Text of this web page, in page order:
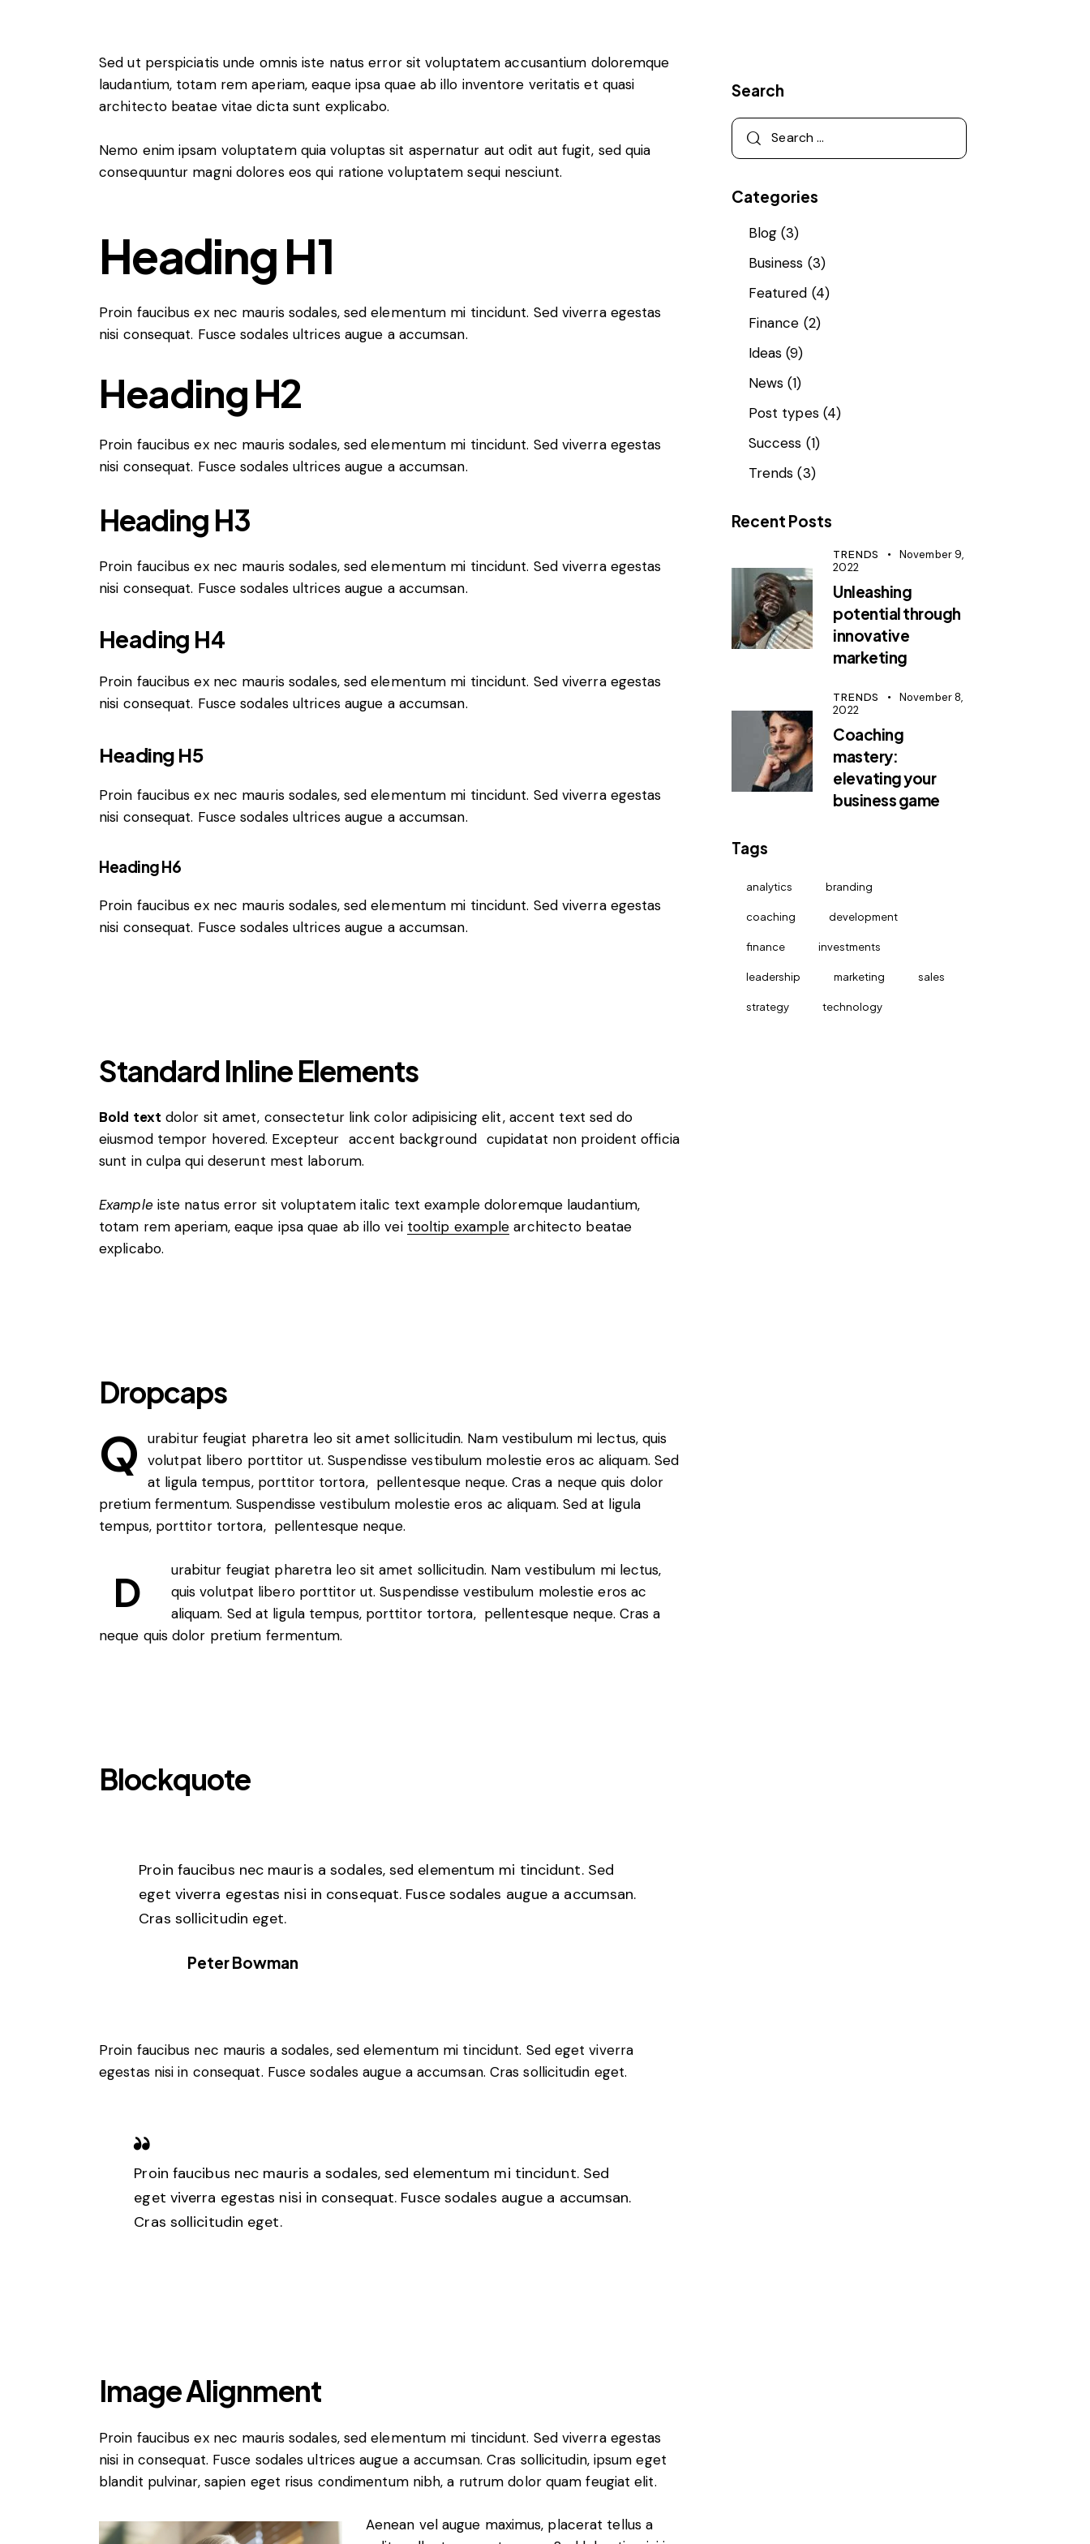
Sed ut perspiciatis unde omnis iste natus error sit voluptatem accusantium doloremque
laudantium, totam rem aperiam, eaque ipsa quae ab illo inventore veritatis et quasi
architecto beatae vitae dicta sunt explicabo.
Nemo enim ipsam voluptatem quia voluptas sit aspernatur aut odit aut fugit, sed quia
consequuntur magni dolores eos qui ratione voluptatem sequi nesciunt.
Heading H1
Proin faucibus ex nec mauris sodales, sed elementum mi tincidunt. Sed viverra egestas
nisi consequat. Fusce sodales ultrices augue a accumsan.
Heading H2
Proin faucibus ex nec mauris sodales, sed elementum mi tincidunt. Sed viverra egestas
nisi consequat. Fusce sodales ultrices augue a accumsan.
Heading H3
Proin faucibus ex nec mauris sodales, sed elementum mi tincidunt. Sed viverra egestas
nisi consequat. Fusce sodales ultrices augue a accumsan.
Heading H4
Proin faucibus ex nec mauris sodales, sed elementum mi tincidunt. Sed viverra egestas
nisi consequat. Fusce sodales ultrices augue a accumsan.
Heading H5
Proin faucibus ex nec mauris sodales, sed elementum mi tincidunt. Sed viverra egestas
nisi consequat. Fusce sodales ultrices augue a accumsan.
Heading H6
Proin faucibus ex nec mauris sodales, sed elementum mi tincidunt. Sed viverra egestas
nisi consequat. Fusce sodales ultrices augue a accumsan.
Standard Inline Elements
Bold text dolor sit amet, consectetur link coloradipisicing elit, accent text sed do
eiusmod tempor hovered. Excepteur accent background cupidatat non proident officia
sunt in culpa qui deserunt mest laborum.
Example iste natus error sit voluptatem italic text example doloremque laudantium,
totam rem aperiam, eaque ipsa quae ab illo vei tooltip example architecto beatae
explicabo.
Dropcaps
Q urabitur feugiat pharetra leo sit amet sollicitudin. Nam vestibulum mi lectus, quis
volutpat libero porttitor ut. Suspendisse vestibulum molestie eros ac aliquam. Sed
at ligula tempus, porttitor tortora, pellentesque neque. Cras a neque quis dolor
pretium fermentum. Suspendisse vestibulum molestie eros ac aliquam. Sed at ligula
tempus, porttitor tortora, pellentesque neque.
D
urabitur feugiat pharetra leo sit amet sollicitudin. Nam vestibulum mi lectus,
quis volutpat libero porttitor ut. Suspendisse vestibulum molestie eros ac
aliquam. Sed at ligula tempus, porttitor tortora, pellentesque neque. Cras a
neque quis dolor pretium fermentum.
Blockquote
Proin faucibus nec mauris a sodales, sed elementum mi tincidunt. Sed
eget viverra egestas nisi in consequat. Fusce sodales augue a accumsan.
Cras sollicitudin eget.
Peter Bowman
Proin faucibus nec mauris a sodales, sed elementum mi tincidunt. Sed eget viverra
egestas nisi in consequat. Fusce sodales augue a accumsan. Cras sollicitudin eget.
Proin faucibus nec mauris a sodales, sed elementum mi tincidunt. Sed
eget viverra egestas nisi in consequat. Fusce sodales augue a accumsan.
Cras sollicitudin eget.
Image Alignment
Proin faucibus ex nec mauris sodales, sed elementum mi tincidunt. Sed viverra egestas
nisi in consequat. Fusce sodales ultrices augue a accumsan. Cras sollicitudin, ipsum eget
blandit pulvinar, sapien eget risus condimentum nibh, a rutrum dolor quam feugiat elit.
Aenean vel augue maximus, placerat tellus a
Search
Categories
Blog (3)
Business (3)
Featured (4)
Finance (2)
Ideas (9)
News (1)
Post types(4)
Success (1)
Trends (3)
Recent Posts
TRENDS
November 9,
2022
Unleashing
potential through
innovative
marketing
TRENDS
November 8,
2022
Coaching
mastery:
elevating your
business game
Tags
analytics branding
coaching development
finance investments
leadership marketing sales
strategy technology